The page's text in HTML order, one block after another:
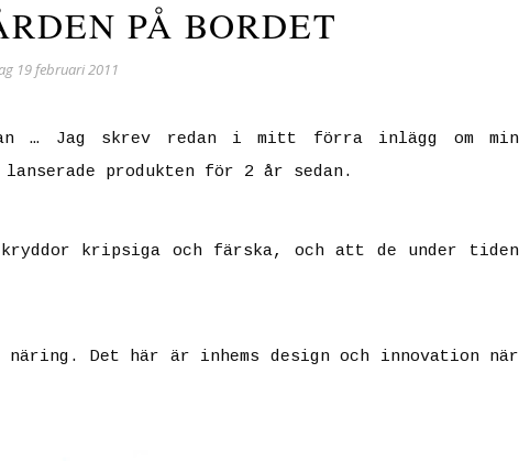
PÅ BORDET
19 februari 2011
… Jag skrev redan i mitt förra inlägg om min
produkten för 2 år sedan.
kripsiga och färska, och att de under tiden
Det här är inhems design och innovation när